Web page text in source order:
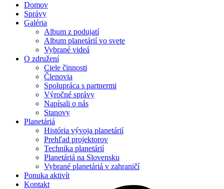
Domov
Správy
Galéria
Album z podujatí
Album planetárií vo svete
Vybrané videá
O združení
Ciele činnosti
Členovia
Spolupráca s partnermi
Výročné správy
Napísali o nás
Stanovy
Planetáriá
História vývoja planetárií
Prehľad projektorov
Technika planetárií
Planetáriá na Slovensku
Vybrané planetáriá v zahraničí
Ponuka aktivít
Kontakt